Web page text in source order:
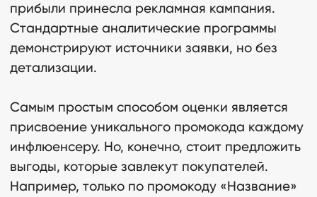
прибыли принесла рекламная кампания.
Стандартные аналитические программы
демонстрируют источники заявки, но без
детализации.
Самым простым способом оценки является
присвоение уникального промокода каждому
инфлюенсеру. Но, конечно, стоит предложить
выгоды, которые завлекут покупателей.
Например, только по промокоду «Название»
измерить успех
03.12.21
Хайпфэктори
Политика конфиденциальности